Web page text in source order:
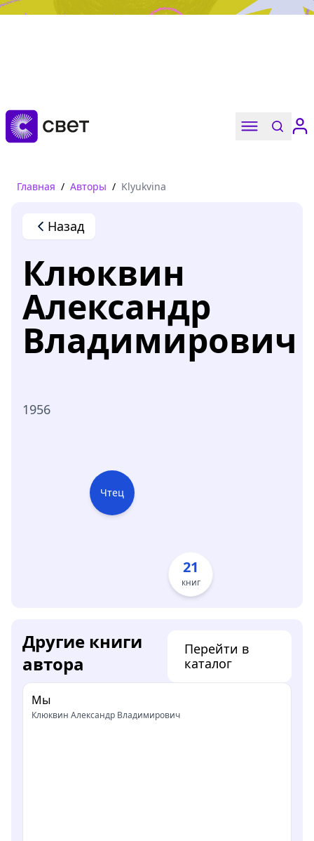
Дружба, любовь, взросление
Читать
Главная / Авторы / Klyukvina
Назад
Клюквин
Александр
Владимирович
1956
Чтец
21
книг
Другие книги
автора
Перейти в
каталог
Мы
Клюквин Александр Владимирович